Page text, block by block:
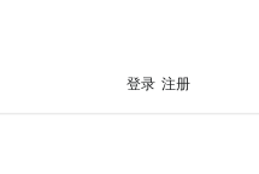
登录 注册